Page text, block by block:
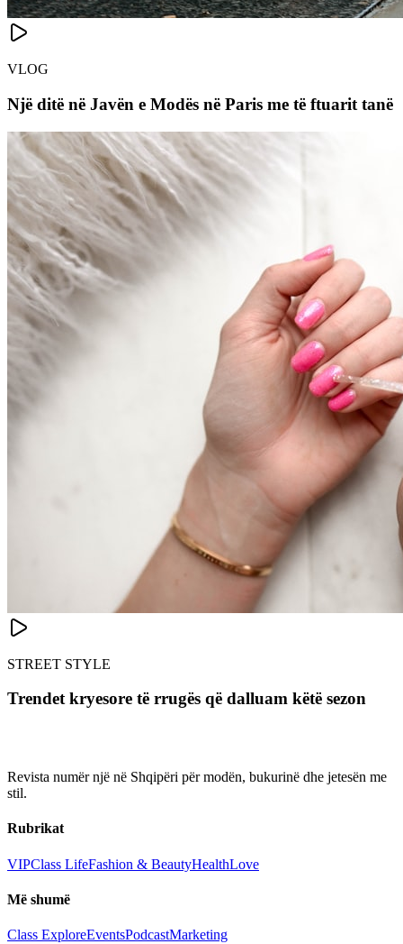
VLOG
Një ditë në Javën e Modës në Paris me të ftuarit tanë
STREET STYLE
Trendet kryesore të rrugës që dalluam këtë sezon
Revista numër një në Shqipëri për modën, bukurinë dhe jetesën me
stil.
Rubrikat
VIPClass LifeFashion & BeautyHealthLove
Më shumë
Class ExploreEventsPodcastMarketing